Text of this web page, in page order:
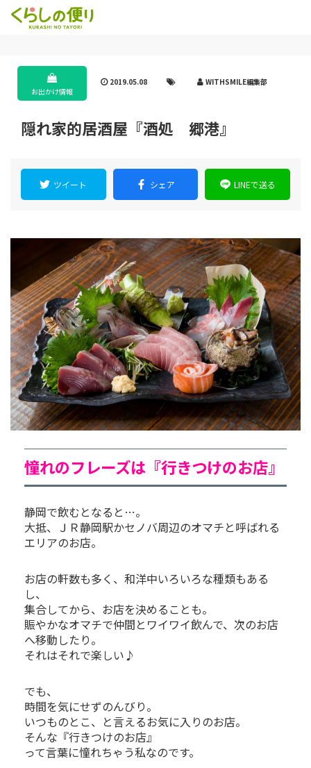
お出かけ情報
2019.05.08 WITHSMILE編集部
隠れ家的居酒屋『酒処 郷港』
ツイート シェア LINEで送る
憧れのフレーズは『行きつけのお店』
静岡で飲むとなると…。
大抵、ＪＲ静岡駅かセノバ周辺のオマチと呼ばれる
エリアのお店。
お店の軒数も多く、和洋中いろいろな種類もある
し、
集合してから、お店を決めることも。
賑やかなオマチで仲間とワイワイ飲んで、次のお店
へ移動したり。
それはそれで楽しい♪
でも、
時間を気にせずのんびり。
いつものとこ、と言えるお気に入りのお店。
そんな『行きつけのお店』
って言葉に憧れちゃう私なのです。